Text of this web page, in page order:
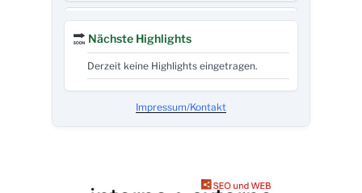
Touristinformation – Kontakt
Haus des Gastes · Tel. +49 (0)38393-148148
Infos & Anfahrt
Binzer Bucht Tourismus (Eigenbetrieb)
Urlaub, Unterkünfte & Aktivitäten
Nächste Highlights
Derzeit keine Highlights eingetragen.
Impressum/Kontakt